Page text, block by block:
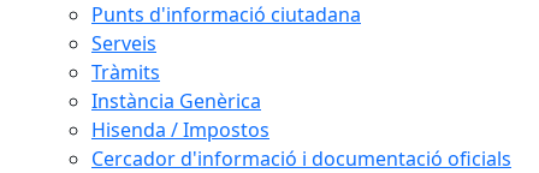
Punts d'informació ciutadana
Serveis
Tràmits
Instància Genèrica
Hisenda / Impostos
Cercador d'informació i documentació oficials